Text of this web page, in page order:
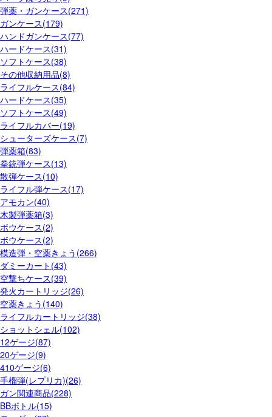
弾薬・ガンケース(271)
ガンケース(179)
ハンドガンケース(77)
ハードケース(31)
ソフトケース(38)
その他収納用品(8)
ライフルケース(84)
ハードケース(35)
ソフトケース(49)
ライフルカバー(19)
シューターズケース(7)
弾薬箱(83)
拳銃弾ケース(13)
散弾ケース(10)
ライフル弾ケース(17)
アモカン(40)
木製弾薬箱(3)
ボウケース(2)
ボウケース(2)
模造弾・空薬きょう(266)
ダミーカート(43)
空撃ちケース(39)
発火カートリッジ(26)
空薬きょう(140)
ライフルカートリッジ(38)
ショットシェル(102)
12ゲージ(87)
20ゲージ(9)
410ゲージ(6)
手榴弾(レプリカ)(26)
ガン関連商品(228)
BBボトル(15)